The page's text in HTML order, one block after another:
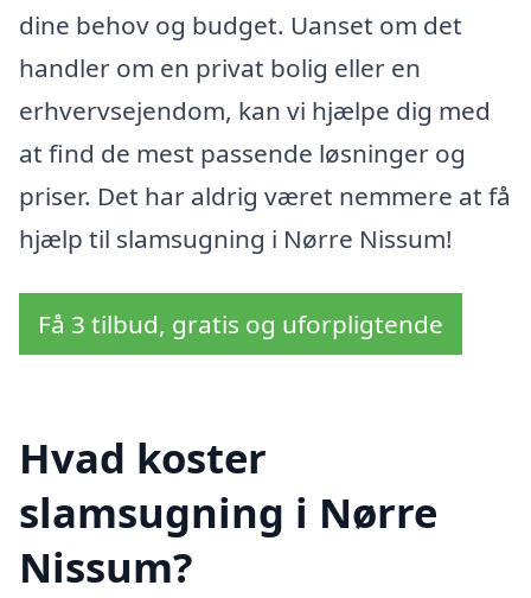
dine behov og budget. Uanset om det
handler om en privat bolig eller en
erhvervsejendom, kan vi hjælpe dig med
at find de mest passende løsninger og
priser. Det har aldrig været nemmere at få
hjælp til slamsugning i Nørre Nissum!
Få 3 tilbud, gratis og uforpligtende
Hvad koster
slamsugning i Nørre
Nissum?